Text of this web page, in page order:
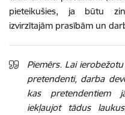
pieteikušies, ja būtu
izvirzītajām prasībām un
Piemērs. Lai
pretendenti, darba
kas pretendentiem
iekļaujot tādus